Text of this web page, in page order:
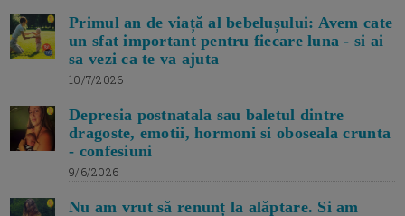
Primul an de viață al bebelușului: Avem cate
un sfat important pentru fiecare luna - si ai
sa vezi ca te va ajuta
10/7/2026
Depresia postnatala sau baletul dintre
dragoste, emotii, hormoni si oboseala crunta
- confesiuni
9/6/2026
Nu am vrut să renunț la alăptare. Si am